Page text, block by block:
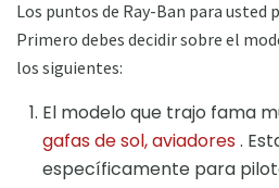
Los puntos de Ray-Ban para usted
Primero debes decidir sobre el
los siguientes:
El modelo que trajo fama
gafas de sol, aviadores.
específicamente para